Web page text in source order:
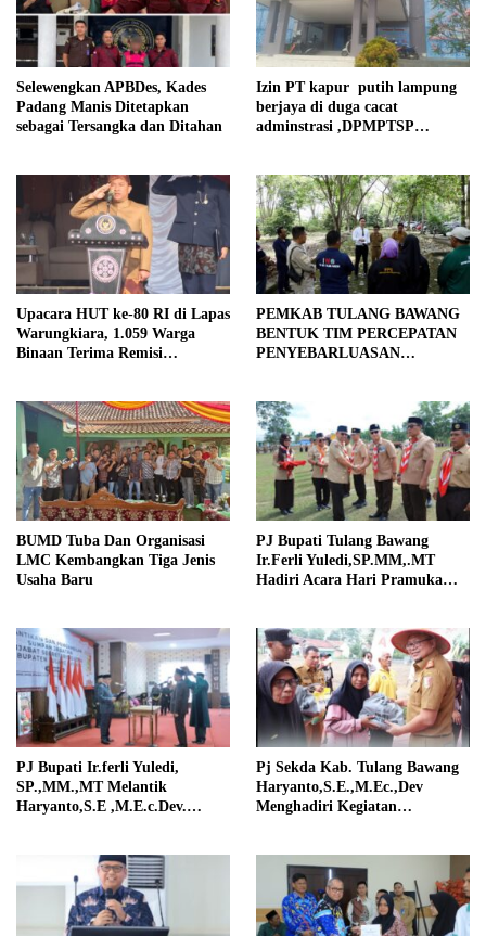
Selewengkan APBDes, Kades
Padang Manis Ditetapkan
sebagai Tersangka dan Ditahan
Izin PT kapur putih lampung
berjaya di duga cacat
adminstrasi ,DPMPTSP
Upacara HUT ke-80 RI di Lapas
Warungkiara, 1.059 Warga
Binaan Terima Remisi
PEMKAB TULANG BAWANG
BENTUK TIM PERCEPATAN
PENYEBARLUASAN
BUMD Tuba Dan Organisasi
LMC Kembangkan Tiga Jenis
Usaha Baru
PJ Bupati Tulang Bawang
Ir.Ferli Yuledi,SP.MM,.MT
Hadiri Acara Hari Pramuka
PJ Bupati Ir.ferli Yuledi,
SP.,MM.,MT Melantik
Haryanto,S.E ,M.E.c.Dev.
Pj Sekda Kab. Tulang Bawang
Haryanto,S.E.,M.Ec.,Dev
Menghadiri Kegiatan